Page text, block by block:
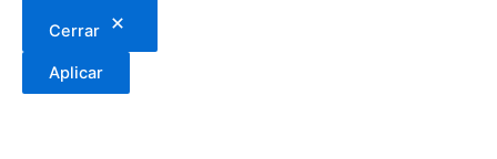
Cerrar
Aplicar